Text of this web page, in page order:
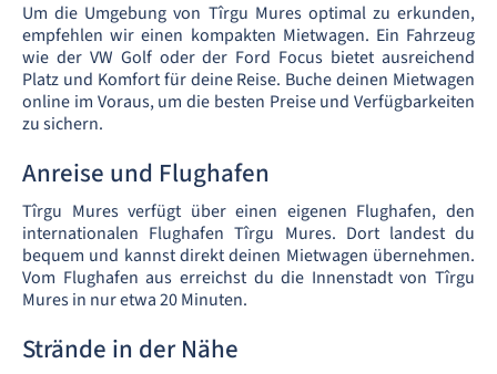
Um die Umgebung von Tîrgu Mures optimal zu erkunden,
empfehlen wir einen kompakten Mietwagen. Ein Fahrzeug
wie der VW Golf oder der Ford Focus bietet ausreichend
Platz und Komfort für deine Reise. Buche deinen Mietwagen
online im Voraus, um die besten Preise und Verfügbarkeiten
zu sichern.
Anreise und Flughafen
Tîrgu Mures verfügt über einen eigenen Flughafen, den
internationalen Flughafen Tîrgu Mures. Dort landest du
bequem und kannst direkt deinen Mietwagen übernehmen.
Vom Flughafen aus erreichst du die Innenstadt von Tîrgu
Mures in nur etwa 20 Minuten.
Strände in der Nähe